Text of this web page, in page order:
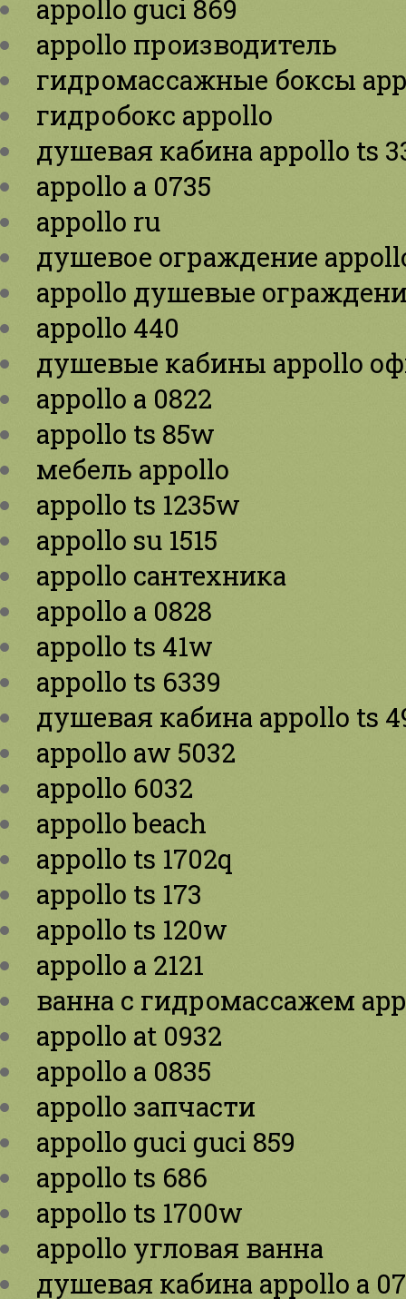
appollo guci 869
appollo производитель
гидромассажные боксы
гидробокс appollo
душевая кабина appollo ts
appollo a 0735
appollo ru
душевое ограждение
appollo душевые
appollo 440
душевые кабины appollo
appollo a 0822
appollo ts 85w
мебель appollo
appollo ts 1235w
appollo su 1515
appollo сантехника
appollo a 0828
appollo ts 41w
appollo ts 6339
душевая кабина appollo ts
appollo aw 5032
appollo 6032
appollo beach
appollo ts 1702q
appollo ts 173
appollo ts 120w
appollo a 2121
ванна с гидромассажем
appollo at 0932
appollo a 0835
appollo запчасти
appollo guci guci 859
appollo ts 686
appollo ts 1700w
appollo угловая ванна
душевая кабина appollo a